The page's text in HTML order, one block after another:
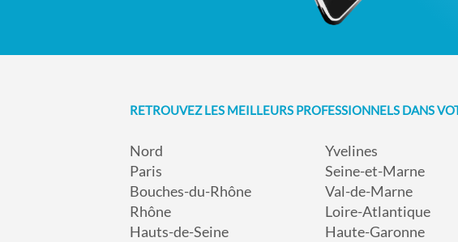
RETROUVEZ LES MEILLEURS PROFESSIONNELS DANS
Nord
Paris
Bouches-du-Rhône
Rhône
Hauts-de-Seine
Yvelines
Seine-et-Marne
Val-de-Marne
Loire-Atlantique
Haute-Garonne